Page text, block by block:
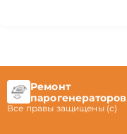
Ремонт
парогенераторов
Все правы защищены (с)